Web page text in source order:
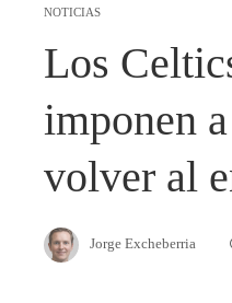
NOTICIAS
Los
imponen
volver al
Jorge Excheberria